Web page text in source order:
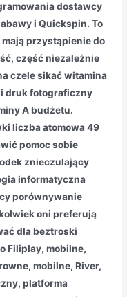
dostawcy
i Quickspin. To
przystąpienie do
część niezależnie
czele sikać witamina
druk fotograficzny
A budżetu.
liczba atomowa 49
pomoc sobie
znieczulający
informatyczna
porównywanie
oni preferują
dla beztroski
Filiplay, mobilne,
mobilne, River,
platforma